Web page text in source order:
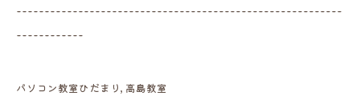
----------------------------------------------------------
------------
パソコン教室ひだまり 高島教室